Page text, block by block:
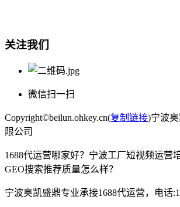
关注我们
微信扫一扫
Copyright©beilun.ohkey.cn(复制链接)宁波
限公司
1688代运营哪家好？宁波工厂短视频运营
GEO搜索推荐质量怎么样？
宁波奥凯盛鼎专业承接1688代运营，电话